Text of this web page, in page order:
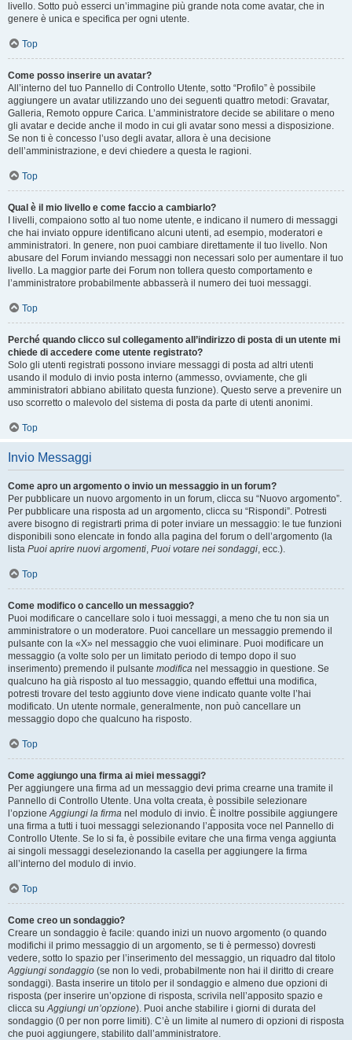
livello. Sotto può esserci un’immagine più grande nota come avatar, che in
genere è unica e specifica per ogni utente.
Top
Come posso inserire un avatar?
All’interno del tuo Pannello di Controllo Utente, sotto “Profilo” è possibile
aggiungere un avatar utilizzando uno dei seguenti quattro metodi: Gravatar,
Galleria, Remoto oppure Carica. L’amministratore decide se abilitare o meno
gli avatar e decide anche il modo in cui gli avatar sono messi a disposizione.
Se non ti è concesso l’uso degli avatar, allora è una decisione
dell’amministrazione, e devi chiedere a questa le ragioni.
Top
Qual è il mio livello e come faccio a cambiarlo?
I livelli, compaiono sotto al tuo nome utente, e indicano il numero di messaggi
che hai inviato oppure identificano alcuni utenti, ad esempio, moderatori e
amministratori. In genere, non puoi cambiare direttamente il tuo livello. Non
abusare del Forum inviando messaggi non necessari solo per aumentare il tuo
livello. La maggior parte dei Forum non tollera questo comportamento e
l’amministratore probabilmente abbasserà il numero dei tuoi messaggi.
Top
Perché quando clicco sul collegamento all’indirizzo di posta di un utente mi
chiede di accedere come utente registrato?
Solo gli utenti registrati possono inviare messaggi di posta ad altri utenti
usando il modulo di invio posta interno (ammesso, ovviamente, che gli
amministratori abbiano abilitato questa funzione). Questo serve a prevenire un
uso scorretto o malevolo del sistema di posta da parte di utenti anonimi.
Top
Invio Messaggi
Come apro un argomento o invio un messaggio in un forum?
Per pubblicare un nuovo argomento in un forum, clicca su “Nuovo argomento”.
Per pubblicare una risposta ad un argomento, clicca su “Rispondi”. Potresti
avere bisogno di registrarti prima di poter inviare un messaggio: le tue funzioni
disponibili sono elencate in fondo alla pagina del forum o dell’argomento (la
lista Puoi aprire nuovi argomenti, Puoi votare nei sondaggi, ecc.).
Top
Come modifico o cancello un messaggio?
Puoi modificare o cancellare solo i tuoi messaggi, a meno che tu non sia un
amministratore o un moderatore. Puoi cancellare un messaggio premendo il
pulsante con la «X» nel messaggio che vuoi eliminare. Puoi modificare un
messaggio (a volte solo per un limitato periodo di tempo dopo il suo
inserimento) premendo il pulsante modifica nel messaggio in questione. Se
qualcuno ha già risposto al tuo messaggio, quando effettui una modifica,
potresti trovare del testo aggiunto dove viene indicato quante volte l’hai
modificato. Un utente normale, generalmente, non può cancellare un
messaggio dopo che qualcuno ha risposto.
Top
Come aggiungo una firma ai miei messaggi?
Per aggiungere una firma ad un messaggio devi prima crearne una tramite il
Pannello di Controllo Utente. Una volta creata, è possibile selezionare
l’opzioneAggiungi la firma nel modulo di invio. È inoltre possibile aggiungere
una firma a tutti i tuoi messaggi selezionando l’apposita voce nel Pannello di
Controllo Utente. Se lo si fa, è possibile evitare che una firma venga aggiunta
ai singoli messaggi deselezionando la casella per aggiungere la firma
all’interno del modulo di invio.
Top
Come creo un sondaggio?
Creare un sondaggio è facile: quando inizi un nuovo argomento (o quando
modifichi il primo messaggio di un argomento, se ti è permesso) dovresti
vedere, sotto lo spazio per l’inserimento del messaggio, un riquadro dal titolo
Aggiungi sondaggio (se non lo vedi, probabilmente non hai il diritto di creare
sondaggi). Basta inserire un titolo per il sondaggio e almeno due opzioni di
risposta (per inserire un’opzione di risposta, scrivila nell’apposito spazio e
clicca suAggiungi un’opzione). Puoi anche stabilire i giorni di durata del
sondaggio (0 per non porre limiti). C’è un limite al numero di opzioni di risposta
che puoi aggiungere, stabilito dall’amministratore.